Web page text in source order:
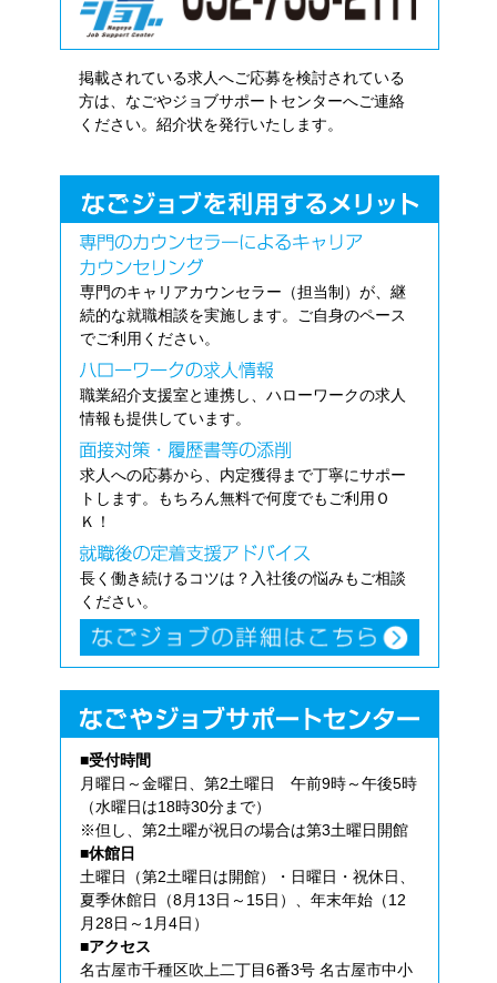
掲載されている求人へご応募を検討されている
方は、なごやジョブサポートセンターへご連絡
ください。紹介状を発行いたします。
専門のキャリアカウンセラー（担当制）が、継
続的な就職相談を実施します。ご自身のペース
でご利用ください。
職業紹介支援室と連携し、ハローワークの求人
情報も提供しています。
求人への応募から、内定獲得まで丁寧にサポー
トします。もちろん無料で何度でもご利用Ｏ
Ｋ！
長く働き続けるコツは？入社後の悩みもご相談
ください。
■受付時間
月曜日～金曜日、第2土曜日 午前9時～午後5時
（水曜日は18時30分まで）
※但し、第2土曜が祝日の場合は第3土曜日開館
■休館日
土曜日（第2土曜日は開館）・日曜日・祝休日、
夏季休館日（8月13日～15日）、年末年始（12
月28日～1月4日）
■アクセス
名古屋市千種区吹上二丁目6番3号 名古屋市中小